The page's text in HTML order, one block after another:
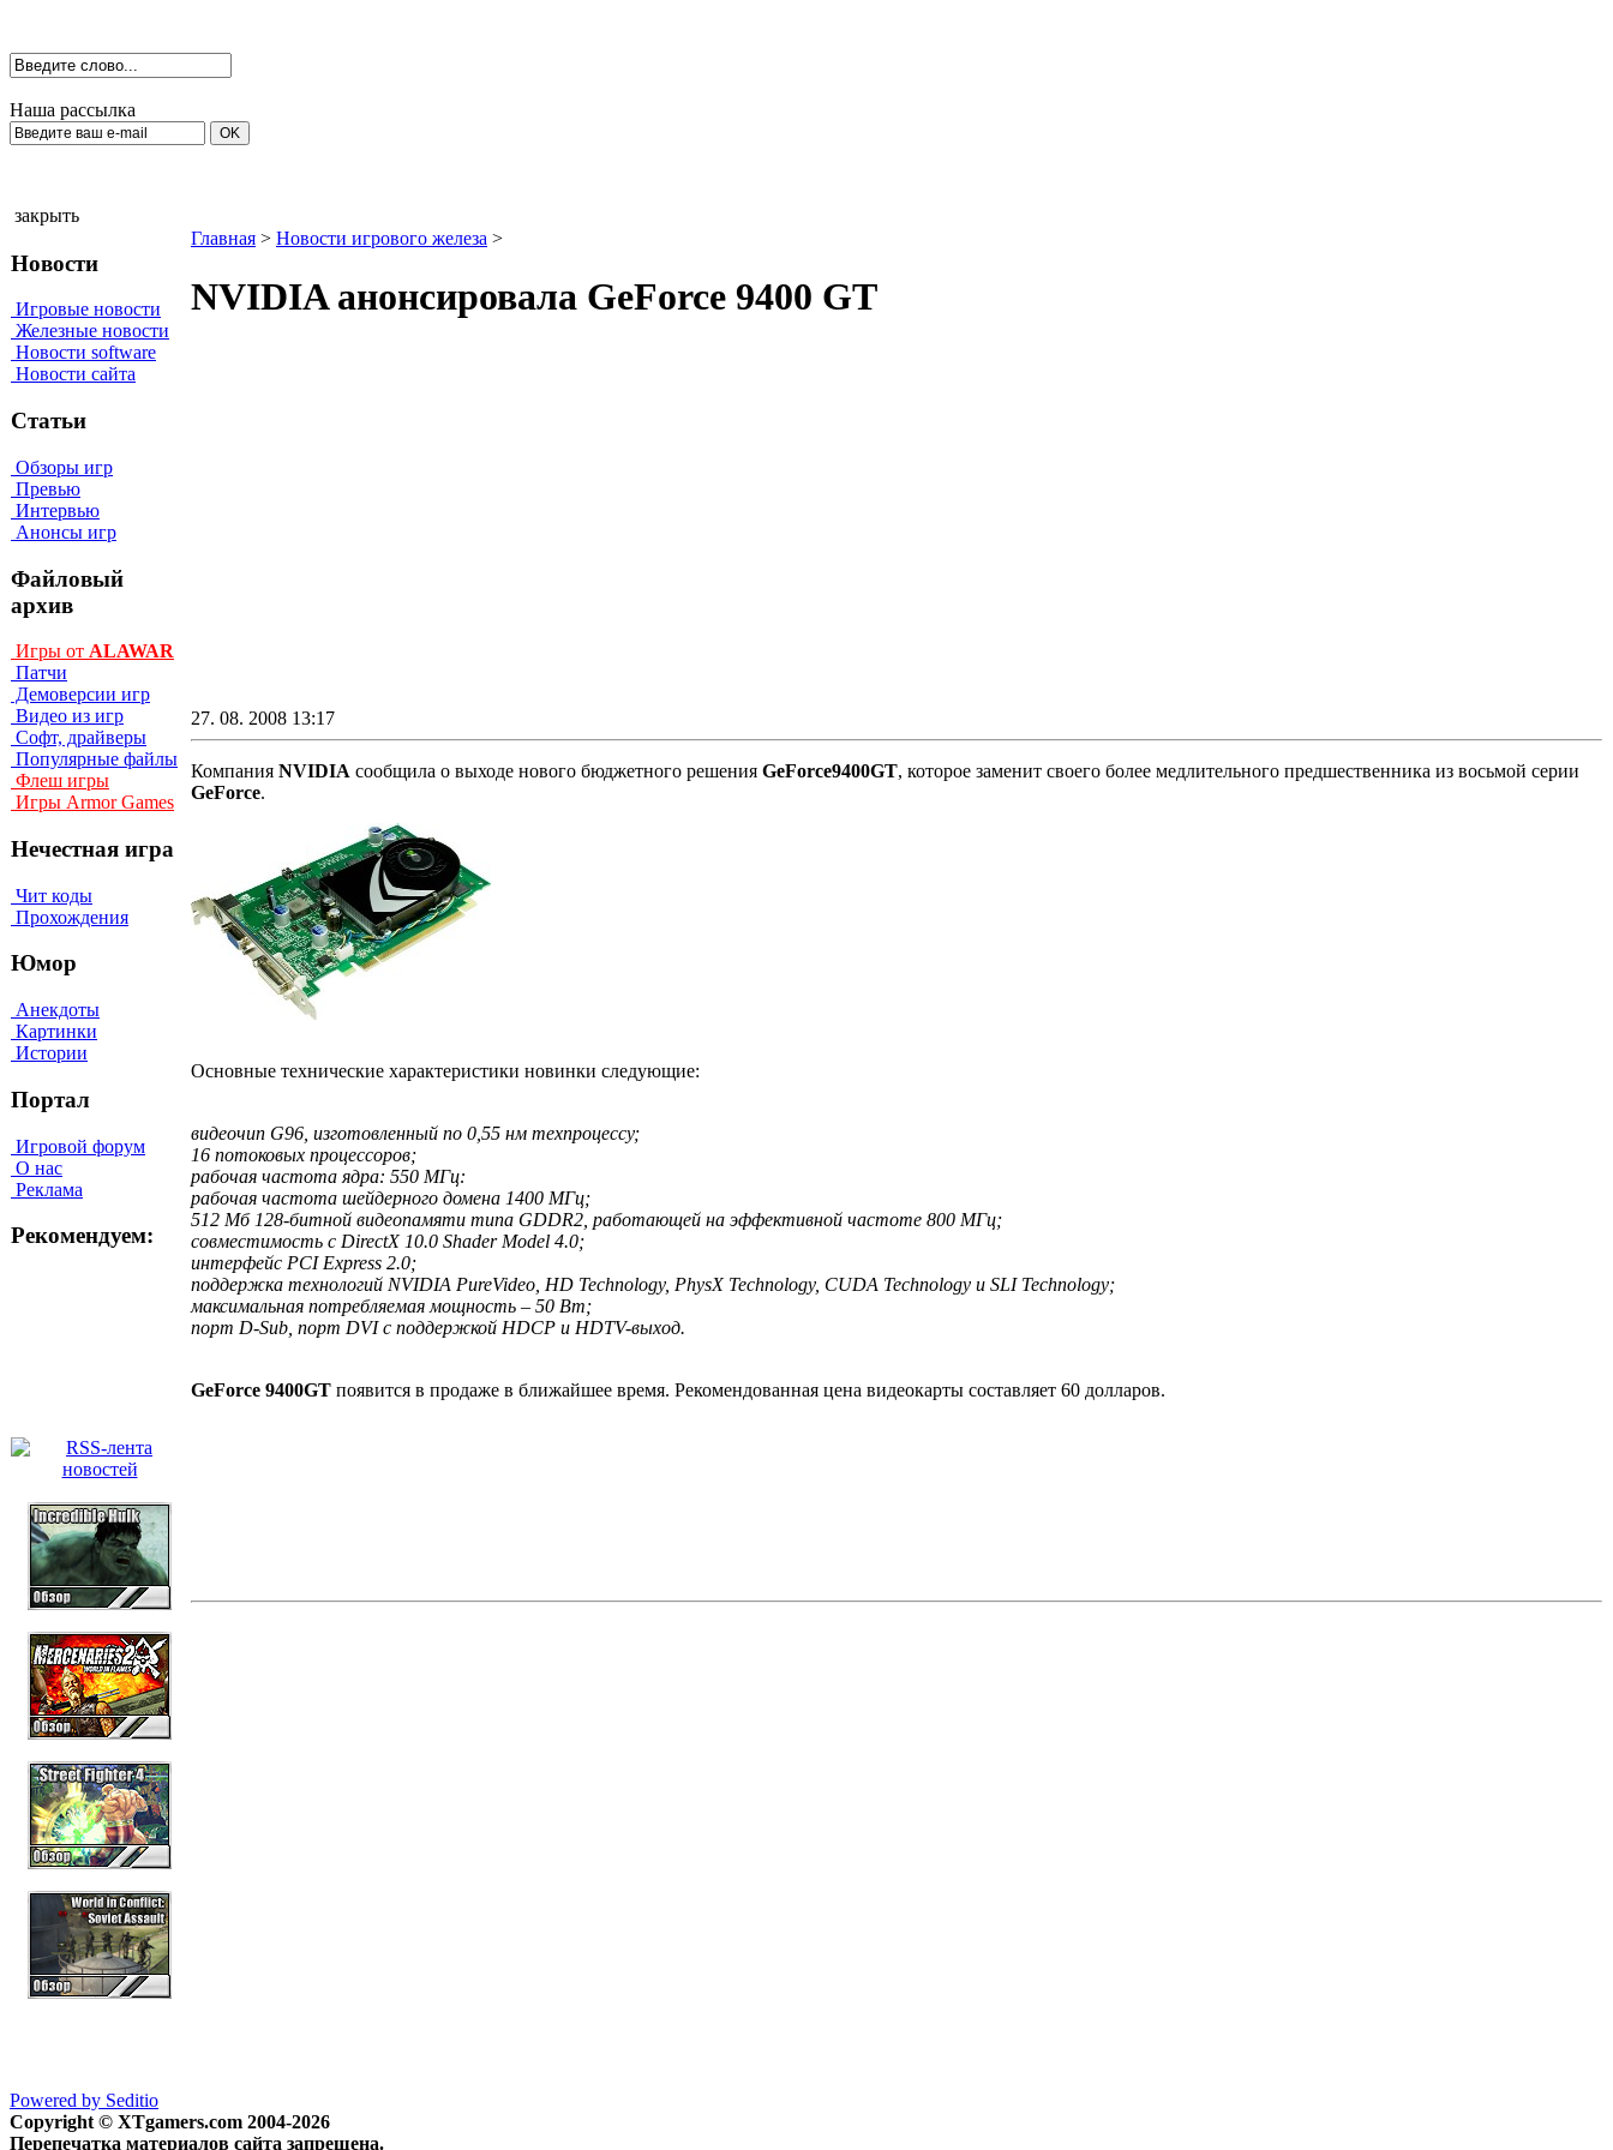
Наша рассылка
закрыть
Новости
Игровые новости
Железные новости
Новости software
Новости сайта
Статьи
Обзоры игр
Превью
Интервью
Анонсы игр
Файловый
архив
Игры от ALAWAR
Патчи
Демоверсии игр
Видео из игр
Софт, драйверы
Популярные файлы
Флеш игры
Игры Armor Games
Нечестная игра
Чит коды
Прохождения
Юмор
Анекдоты
Картинки
Истории
Портал
Игровой форум
О нас
Реклама
Рекомендуем:
Главная > Новости игрового железа >
NVIDIA анонсировала GeForce 9400 GT
27. 08. 2008 13:17
Компания NVIDIA сообщила о выходе нового бюджетного решения GeForce9400GT, которое заменит своего более медлительного предшественника из восьмой серии
GeForce.
Основные технические характеристики новинки следующие:
видеочип G96, изготовленный по 0,55 нм техпроцессу;
16 потоковых процессоров;
рабочая частота ядра: 550 МГц:
рабочая частота шейдерного домена 1400 МГц;
512 Мб 128-битной видеопамяти типа GDDR2, работающей на эффективной частоте 800 МГц;
совместимость с DirectX 10.0 Shader Model 4.0;
интерфейс PCI Express 2.0;
поддержка технологий NVIDIA PureVideo, HD Technology, PhysX Technology, CUDA Technology и SLI Technology;
максимальная потребляемая мощность – 50 Вт;
порт D-Sub, порт DVI с поддержкой HDCP и HDTV-выход.
GeForce 9400GT появится в продаже в ближайшее время. Рекомендованная цена видеокарты составляет 60 долларов.
Powered by Seditio
Copyright © XTgamers.com 2004-2026
Перепечатка материалов сайта запрещена.